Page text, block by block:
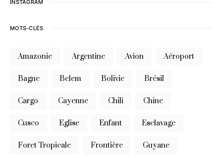
INSTAGRAM
MOTS-CLÉS
Amazonie Argentine Avion Aéroport
Bagne Belem Bolivie Brésil
Cargo Cayenne Chili Chine
Cusco Eglise Enfant Esclavage
Foret Tropicale Frontière Guyane